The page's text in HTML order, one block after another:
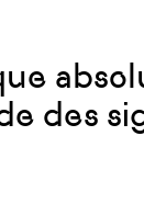
des